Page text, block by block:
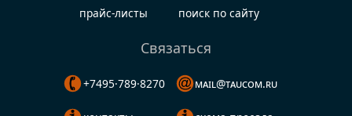
прайс-листы поиск по сайту
Связаться
+7495·789·8270 mail@taucom.ru